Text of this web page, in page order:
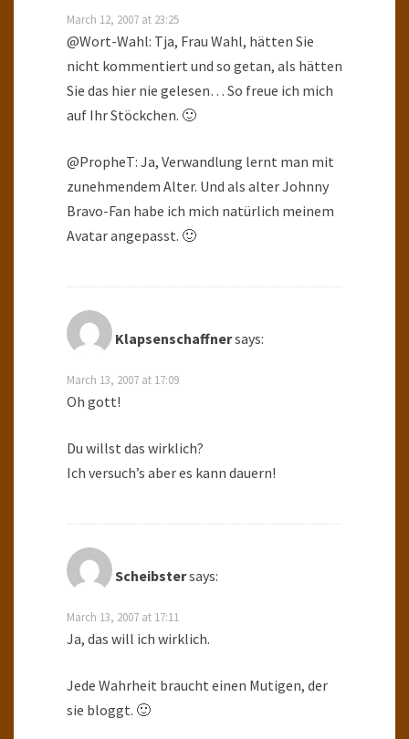
March 12, 2007 at 23:25
@Wort-Wahl: Tja, Frau Wahl, hätten Sie
nicht kommentiert und so getan, als hätten
Sie das hier nie gelesen… So freue ich mich
auf Ihr Stöckchen. 🙂
@PropheT: Ja, Verwandlung lernt man mit
zunehmendem Alter. Und als alter Johnny
Bravo-Fan habe ich mich natürlich meinem
Avatar angepasst. 🙂
Klapsenschaffnersays:
March 13, 2007 at 17:09
Oh gott!
Du willst das wirklich?
Ich versuch’s aber es kann dauern!
Scheibstersays:
March 13, 2007 at 17:11
Ja, das will ich wirklich.
Jede Wahrheit braucht einen Mutigen, der
sie bloggt. 🙂